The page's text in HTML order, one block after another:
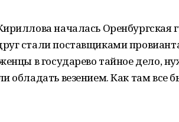
началась Оренбургская
стали поставщиками
в государево тайное дело,
обладать везением. Как там все